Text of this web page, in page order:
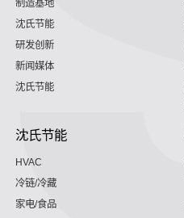
制造基地
沈氏节能
研发创新
新闻媒体
沈氏节能
沈氏节能
HVAC
冷链/冷藏
家电/食品